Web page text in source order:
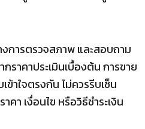
การตรวจสภาพ และสอบถาม
ราคาประเมินเบื้องต้น การขาย
าใจตรงกัน ไม่ควรรีบเซ็น
คา เงื่อนไข หรือวิธีชำระเงิน